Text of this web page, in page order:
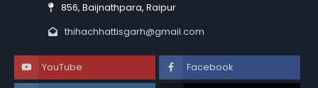
856, Baijnathpara, Raipur
thihachhattisgarh@gmail.com
YouTube Facebook